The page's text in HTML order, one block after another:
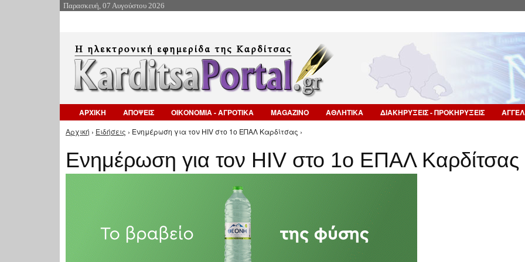
Παρασκευή, 07 Αυγούστου 2026
ΑΡΧΙΚΗ ΑΠΟΨΕΙΣ ΟΙΚΟΝΟΜΙΑ - ΑΓΡΟΤΙΚΑ MAGAZINO ΑΘΛΗΤΙΚΑ ΔΙΑΚΗΡΥΞΕΙΣ - ΠΡΟΚΗΡΥΞΕΙΣ
Είστε εδώ
Αρχική › Ειδήσεις › Eνημέρωση για τον HIV στο 1ο ΕΠΑΛ Καρδίτσας ›
Eνημέρωση για τον HIV στο 1ο ΕΠΑΛ Καρδίτσας